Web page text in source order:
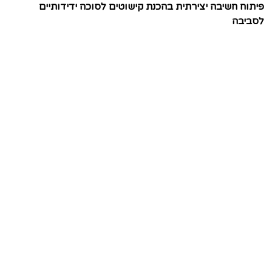
פיתוח חשיבה יצירתית בהכנת קישוטים לסוכה ידידותיים
לסביבה